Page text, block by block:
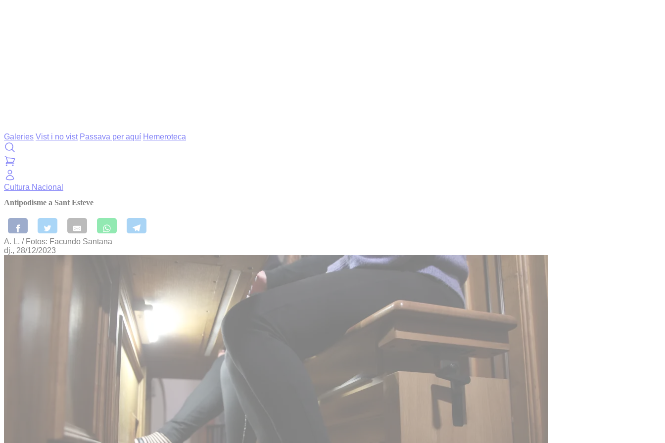
Galeries Vist i no vist Passava per aquí Hemeroteca
Cultura Nacional
Antipodisme a Sant Esteve
A. L. / Fotos: Facundo Santana
dj., 28/12/2023